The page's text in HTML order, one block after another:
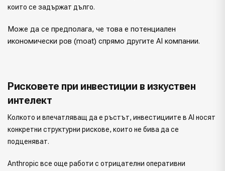
които се задържат дълго.
Може да се предполага, че това е потенциален
икономически ров (moat) спрямо другите AI компании.
Рисковете при инвестиции в изкуствен
интелект
Колкото и впечатляващ да е ръстът, инвестициите в AI носят
конкретни структурни рискове, които не бива да се
подценяват.
Anthropic все още работи с отрицателни оперативни